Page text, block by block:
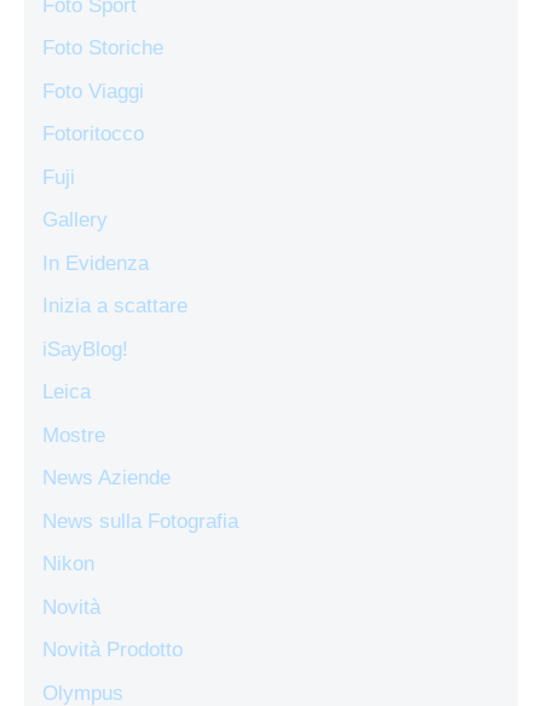
Foto Sport
Foto Storiche
Foto Viaggi
Fotoritocco
Fuji
Gallery
In Evidenza
Inizia a scattare
iSayBlog!
Leica
Mostre
News Aziende
News sulla Fotografia
Nikon
Novità
Novità Prodotto
Olympus